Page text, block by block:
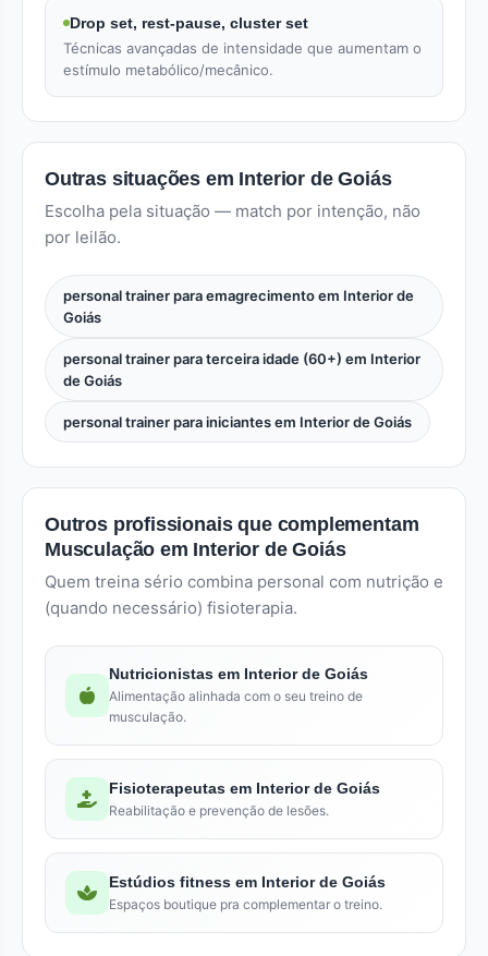
Drop set, rest-pause, cluster set
Técnicas avançadas de intensidade que aumentam o
estímulo metabólico/mecânico.
Outras situações em Interior de Goiás
Escolha pela situação — match por intenção, não
por leilão.
personal trainer para emagrecimento em Interior de
Goiás
personal trainer para terceira idade (60+) em Interior
de Goiás
personal trainer para iniciantes em Interior de Goiás
Outros profissionais que complementam
Musculação em Interior de Goiás
Quem treina sério combina personal com nutrição e
(quando necessário) fisioterapia.
Nutricionistas em Interior de Goiás
Alimentação alinhada com o seu treino de
musculação.
Fisioterapeutas em Interior de Goiás
Reabilitação e prevenção de lesões.
Estúdios fitness em Interior de Goiás
Espaços boutique pra complementar o treino.